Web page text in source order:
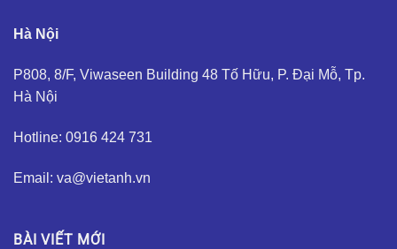
Hà Nội
P808, 8/F, Viwaseen Building 48 Tố Hữu, P. Đại Mỗ, Tp.
Hà Nội
Hotline: 0916 424 731
Email: va@vietanh.vn
BÀI VIẾT MỚI